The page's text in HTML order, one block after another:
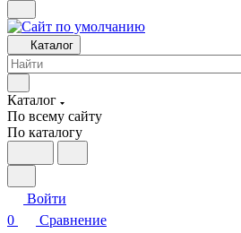
Каталог
Каталог
По всему сайту
По каталогу
Войти
0
Сравнение